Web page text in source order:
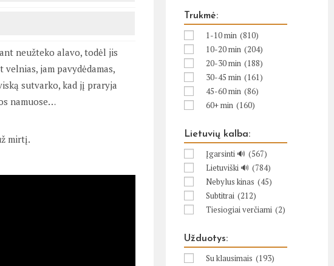
neužteko alavo, todėl jis
jam pavydėdamas,
sutvarko, kad jį praryja
namuose…
mirtį.
Trukmė:
1-10 min (810)
10-20 min (204)
20-30 min (188)
30-45 min (161)
45-60 min (86)
60+ min (160)
Lietuvių kalba:
Įgarsinti 🔊 (567)
Lietuviški 🔊 (784)
Nebylus kinas (45)
Subtitrai (212)
Tiesiogiai verčiami (2)
Užduotys:
Su klausimais (193)